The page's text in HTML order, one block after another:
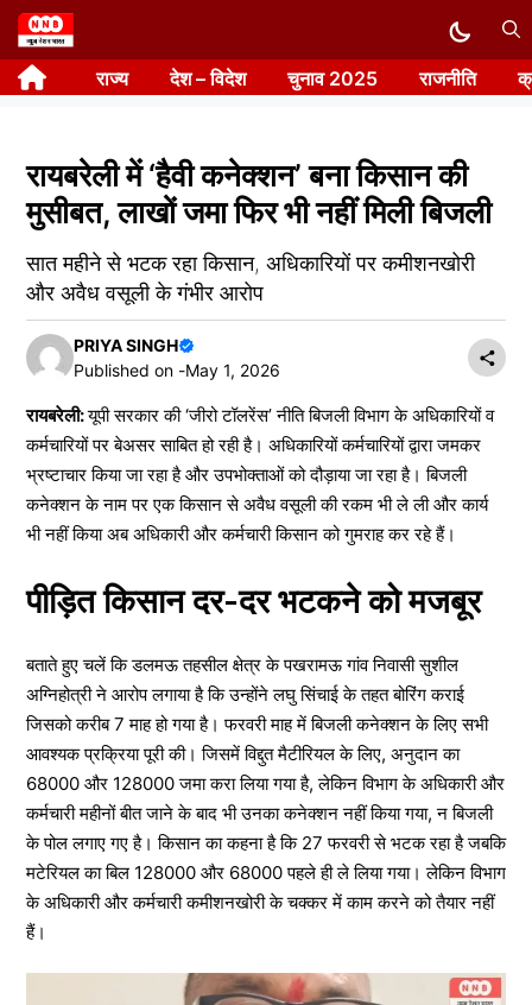
Skip
to
content राज्य देश – विदेश चुनाव 2025 राजनीति
रायबरेली में ‘हैवी कनेक्शन’ बना किसान की
मुसीबत, लाखों जमा फिर भी नहीं मिली बिजली
सात महीने से भटक रहा किसान, अधिकारियों पर कमीशनखोरी
और अवैध वसूली के गंभीर आरोप
PRIYA SINGH
Published on -May 1, 2026
रायबरेली:यूपी सरकार की ‘जीरो टॉलरेंस’ नीति बिजली विभाग के अधिकारियों व
कर्मचारियों पर बेअसर साबित हो रही है। अधिकारियों कर्मचारियों द्वारा जमकर
भ्रष्टाचार किया जा रहा है और उपभोक्ताओं को दौड़ाया जा रहा है। बिजली
कनेक्शन के नाम पर एक किसान से अवैध वसूली की रकम भी ले ली और कार्य
भी नहीं किया अब अधिकारी और कर्मचारी किसान को गुमराह कर रहे हैं।
पीड़ित किसान दर-दर भटकने को मजबूर
बताते हुए चलें कि डलमऊ तहसील क्षेत्र के पखरामऊ गांव निवासी सुशील
अग्निहोत्री ने आरोप लगाया है कि उन्होंने लघु सिंचाई के तहत बोरिंग कराई
जिसको करीब 7 माह हो गया है। फरवरी माह में बिजली कनेक्शन के लिए सभी
आवश्यक प्रक्रिया पूरी की। जिसमें विद्दुत मैटीरियल के लिए, अनुदान का
68000 और 128000 जमा करा लिया गया है, लेकिन विभाग के अधिकारी और
कर्मचारी महीनों बीत जाने के बाद भी उनका कनेक्शन नहीं किया गया, न बिजली
के पोल लगाए गए है। किसान का कहना है कि 27 फरवरी से भटक रहा है जबकि
मटेरियल का बिल 128000 और 68000 पहले ही ले लिया गया। लेकिन विभाग
के अधिकारी और कर्मचारी कमीशनखोरी के चक्कर में काम करने को तैयार नहीं
हैं।